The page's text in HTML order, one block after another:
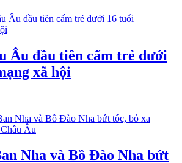
Âu đầu tiên cấm trẻ dưới
xã hội
Nha và Bồ Đào Nha bứt